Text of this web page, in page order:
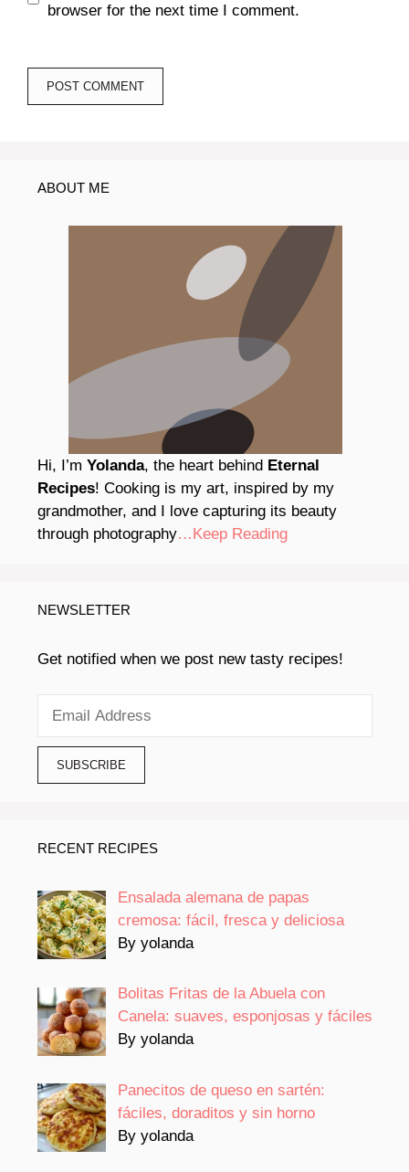
browser for the next time I comment.
ABOUT ME
Hi, I’m Yolanda, the heart behind Eternal
Recipes! Cooking is my art, inspired by my
grandmother, and I love capturing its beauty
through photography…Keep Reading
NEWSLETTER
Get notified when we post new tasty recipes!
RECENT RECIPES
Ensalada alemana de papas
cremosa: fácil, fresca y deliciosa
By yolanda
Bolitas Fritas de la Abuela con
Canela: suaves, esponjosas y fáciles
By yolanda
Panecitos de queso en sartén:
fáciles, doraditos y sin horno
By yolanda